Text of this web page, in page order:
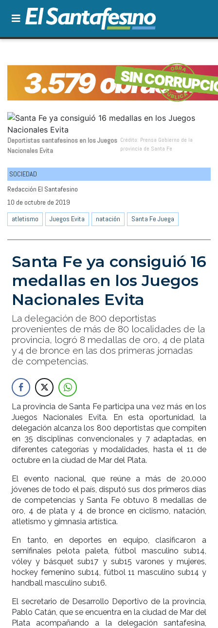
Deportistas santafesinos en los Juegos
Nacionales Evita
Crédito: Prensa Gobierno de la
provincia de Santa Fe
SOCIEDAD
Redacción El Santafesino
10 de octubre de 2019
atletismo
Juegos Evita natación Santa Fe Juega
Santa Fe ya consiguió 16
medallas en los Juegos
Nacionales Evita
La delegación de 800 deportistas
provenientes de más de 80 localidades de la
provincia, logró 8 medallas de oro, 4 de plata
y 4 de bronce en las dos primeras jornadas
de competencias.
La provincia de Santa Fe participa una vez más en los
Juegos Nacionales Evita. En esta oportunidad, la
delegación alcanza los 800 deportistas que compiten
en 35 disciplinas convencionales y 7 adaptadas, en
diferentes categorías y modalidades, hasta el 11 de
octubre en la ciudad de Mar del Plata.
El evento nacional, que reúne a más de 20.000
jóvenes de todo el país, disputó sus dos primeros días
de competencias y Santa Fe obtuvo 8 medallas de
oro, 4 de plata y 4 de bronce en ciclismo, natación,
atletismo y gimnasia artística.
En tanto, en deportes en equipo, clasificaron a
semifinales pelota paleta, fútbol masculino sub14,
vóley y básquet sub17 y sub15 varones y mujeres,
hockey femenino sub14, fútbol 11 masculino sub14 y
handball masculino sub16.
El secretario de Desarrollo Deportivo de la provincia,
Pablo Catán, que se encuentra en la ciudad de Mar del
Plata acompañando a la delegación santafesina,